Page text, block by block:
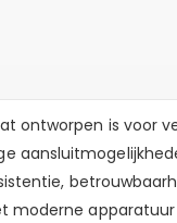
ontworpen is voor
moderne